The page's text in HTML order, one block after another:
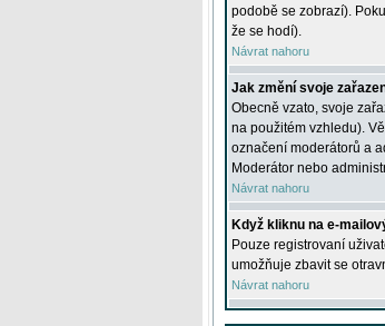
podobě se zobrazí).
že se hodí).
Návrat nahoru
Jak změní svoje
Obecně vzato, svoje
na použitém vzhledu).
označení moderátorů a
Moderátor nebo
Návrat nahoru
Když kliknu na e-
Pouze registrovaní
umožňuje zbavit se
Návrat nahoru